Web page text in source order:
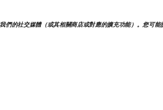
們的社交媒體（或其相關商店或對應的擴充功能）。您可